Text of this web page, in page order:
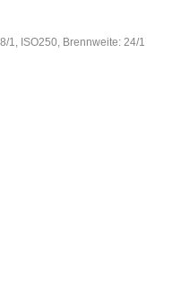
1, ISO250, Brennweite: 24/1